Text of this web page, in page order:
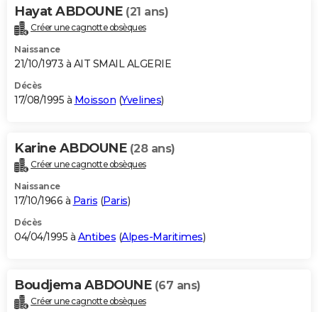
Hayat ABDOUNE (21 ans)
Créer une cagnotte obsèques
Naissance
21/10/1973 à AIT SMAIL ALGERIE
Décès
17/08/1995 à Moisson (Yvelines)
Karine ABDOUNE (28 ans)
Créer une cagnotte obsèques
Naissance
17/10/1966 à Paris (Paris)
Décès
04/04/1995 à Antibes (Alpes-Maritimes)
Boudjema ABDOUNE (67 ans)
Créer une cagnotte obsèques